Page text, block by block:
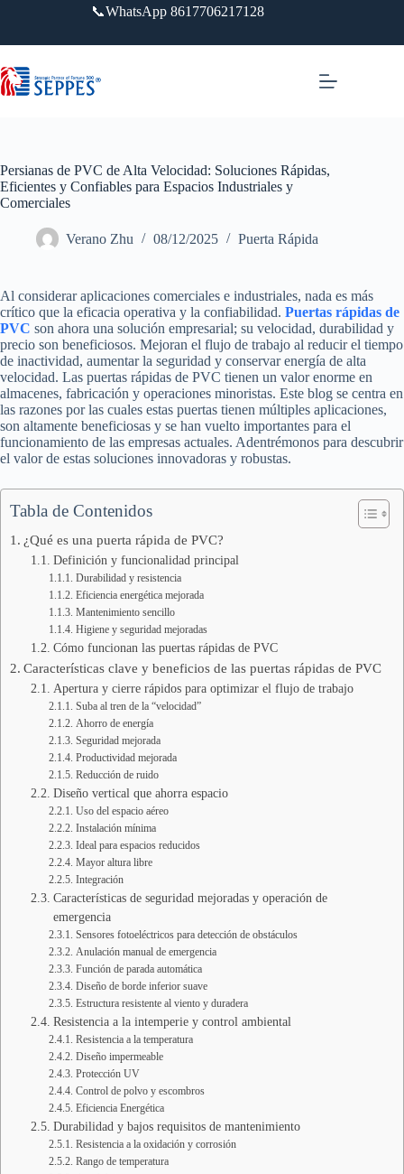
📞WhatsApp 8617706217128
Persianas de PVC de Alta Velocidad: Soluciones Rápidas,
Eficientes y Confiables para Espacios Industriales y
Comerciales
Verano Zhu 08/12/2025 Puerta Rápida
Al considerar aplicaciones comerciales e industriales, nada es más
crítico que la eficacia operativa y la confiabilidad. Puertas rápidas de
PVC son ahora una solución empresarial; su velocidad, durabilidad y
precio son beneficiosos. Mejoran el flujo de trabajo al reducir el tiempo
de inactividad, aumentar la seguridad y conservar energía de alta
velocidad. Las puertas rápidas de PVC tienen un valor enorme en
almacenes, fabricación y operaciones minoristas. Este blog se centra en
las razones por las cuales estas puertas tienen múltiples aplicaciones,
son altamente beneficiosas y se han vuelto importantes para el
funcionamiento de las empresas actuales. Adentrémonos para descubrir
el valor de estas soluciones innovadoras y robustas.
Tabla de Contenidos
¿Qué es una puerta rápida de PVC?
Definición y funcionalidad principal
Durabilidad y resistencia
Eficiencia energética mejorada
Mantenimiento sencillo
Higiene y seguridad mejoradas
Cómo funcionan las puertas rápidas de PVC
Características clave y beneficios de las puertas rápidas de PVC
Apertura y cierre rápidos para optimizar el flujo de trabajo
Suba al tren de la “velocidad”
Ahorro de energía
Seguridad mejorada
Productividad mejorada
Reducción de ruido
Diseño vertical que ahorra espacio
Uso del espacio aéreo
Instalación mínima
Ideal para espacios reducidos
Mayor altura libre
Integración
Características de seguridad mejoradas y operación de
emergencia
Sensores fotoeléctricos para detección de obstáculos
Anulación manual de emergencia
Función de parada automática
Diseño de borde inferior suave
Estructura resistente al viento y duradera
Resistencia a la intemperie y control ambiental
Resistencia a la temperatura
Diseño impermeable
Protección UV
Control de polvo y escombros
Eficiencia Energética
Durabilidad y bajos requisitos de mantenimiento
Resistencia a la oxidación y corrosión
Rango de temperatura